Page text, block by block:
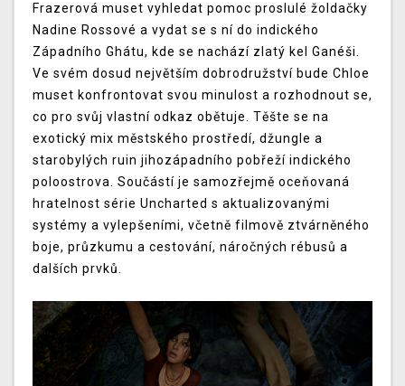
Frazerová muset vyhledat pomoc proslulé žoldačky
Nadine Rossové a vydat se s ní do indického
Západního Ghátu, kde se nachází zlatý kel Ganéši.
Ve svém dosud největším dobrodružství bude Chloe
muset konfrontovat svou minulost a rozhodnout se,
co pro svůj vlastní odkaz obětuje. Těšte se na
exotický mix městského prostředí, džungle a
starobylých ruin jihozápadního pobřeží indického
poloostrova. Součástí je samozřejmě oceňovaná
hratelnost série Uncharted s aktualizovanými
systémy a vylepšeními, včetně filmově ztvárněného
boje, průzkumu a cestování, náročných rébusů a
dalších prvků.